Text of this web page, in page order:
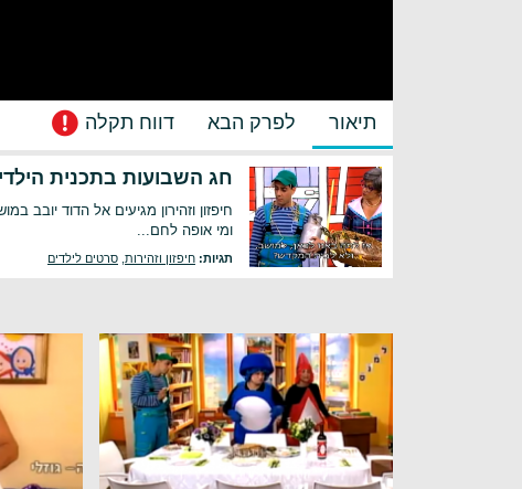
תיאור לפרק הבא דווח תקלה
חג השבועות בתכנית הילדים
חיפזון וזהירון מגיעים אל הדוד יובב
ומי אופה לחם...
תגיות: חיפזון וזהירות סרטים לילדים